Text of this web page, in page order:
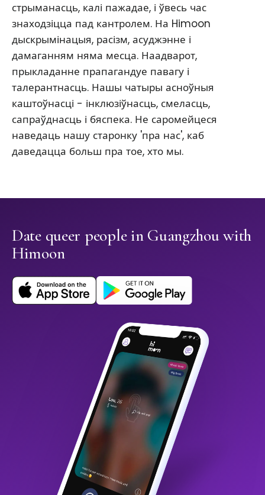
стрыманасць, калі пажадае, і ўвесь час
знаходзіцца пад кантролем. На Himoon
дыскрымінацыя, расізм, асуджэнне і
дамаганням няма месца. Наадварот,
прыкладанне прапагандуе павагу і
талерантнасць. Нашы чатыры асноўныя
каштоўнасці - інклюзіўнасць, смеласць,
сапраўднасць і бяспека. Не саромейцеся
наведаць нашу старонку 'пра нас', каб
даведацца больш пра тое, хто мы.
Date queer people in Guangzhou with
Himoon